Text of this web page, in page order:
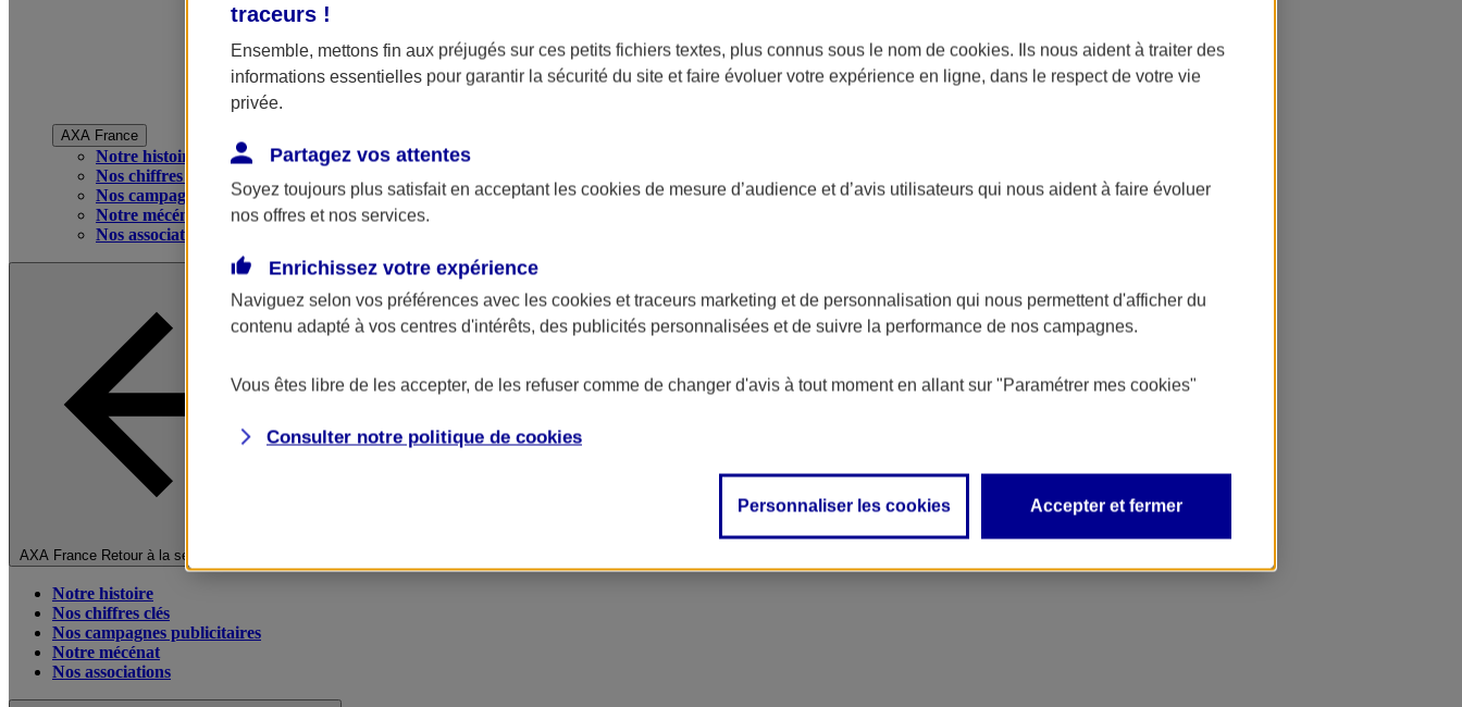
AXA France
Notre histoire
Nos chiffres clés
Nos campagnes publicitaires
Notre mécénat
Nos associations
AXA France Retour à la section précédente
Notre histoire
Nos chiffres clés
Nos campagnes publicitaires
Notre mécénat
Nos associations
traceurs !
Ensemble, mettons fin aux préjugés sur ces petits fichiers textes, plus connus sous le nom de cookies. Ils nous aident à traiter des
informations essentielles pour garantir la sécurité du site et faire évoluer votre expérience en ligne, dans le respect de votre vie
privée.
Partagez vos attentes
Soyez toujours plus satisfait en acceptant les cookies de mesure d’audience et d’avis utilisateurs qui nous aident à faire évoluer
nos offres et nos services.
Enrichissez votre expérience
Naviguez selon vos préférences avec les cookies et traceurs marketing et de personnalisation qui nous permettent d'afficher du
contenu adapté à vos centres d'intérêts, des publicités personnalisées et de suivre la performance de nos campagnes.
Vous êtes libre de les accepter, de les refuser comme de changer d'avis à tout moment en allant sur "Paramétrer mes cookies"
Consulter notre politique de cookies
Personnaliser les cookies Accepter et fermer